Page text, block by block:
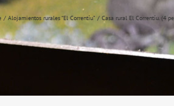
Alojamientos rurales “El Correntíu” Casa rural El Correntíu. (4